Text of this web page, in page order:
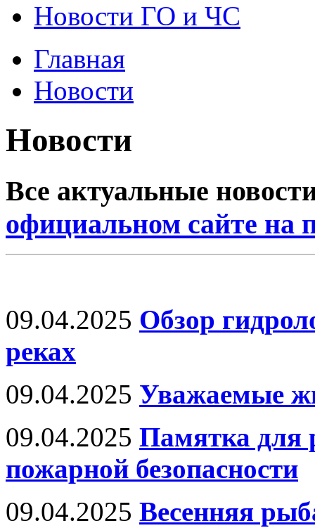
Новости ГО и ЧС
Главная
Новости
Новости
Все актуальные
официальном сайте
09.04.2025 Обзор
реках
09.04.2025 Уважаемые
09.04.2025 Памятка для
пожарной безопасности
09.04.2025 Весенняя